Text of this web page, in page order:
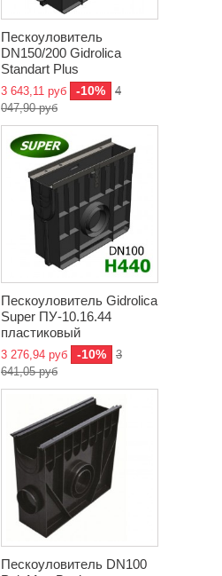
Пескоуловитель
DN150/200 Gidrolica
Standart Plus
3 643,11 руб -10%
4
047,90 руб
Пескоуловитель Gidrolica
Super ПУ-10.16.44
пластиковый
3 276,94 руб -10%
3
641,05 руб
Пескоуловитель DN100